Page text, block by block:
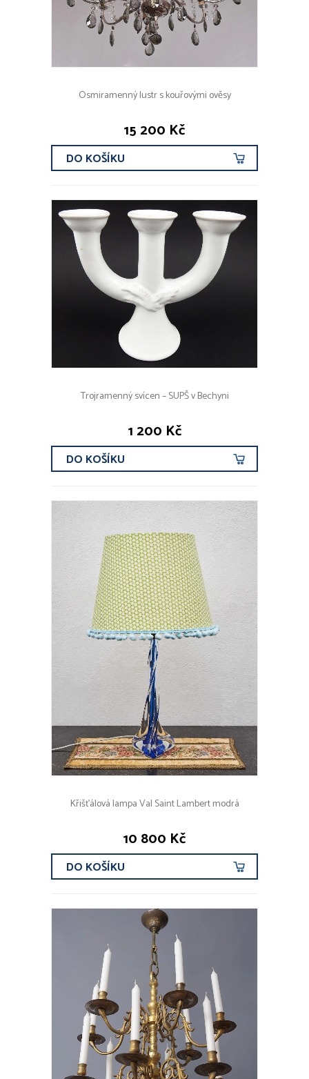
Osmiramenný lustr s kouřovými ověsy
15 200 Kč
DO KOŠÍKU
Trojramenný svícen – SUPŠ v Bechyni
1 200 Kč
DO KOŠÍKU
Křišťálová lampa Val Saint Lambert modrá
10 800 Kč
DO KOŠÍKU